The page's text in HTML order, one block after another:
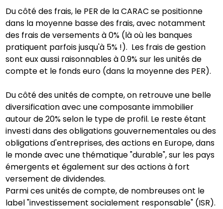
Du côté des frais, le PER de la CARAC se positionne
dans la moyenne basse des frais, avec notamment
des frais de versements à 0% (là où les banques
pratiquent parfois jusqu'à 5% !). Les frais de gestion
sont eux aussi raisonnables à 0.9% sur les unités de
compte et le fonds euro (dans la moyenne des PER).
Du côté des unités de compte, on retrouve une belle
diversification avec une composante immobilier
autour de 20% selon le type de profil. Le reste étant
investi dans des obligations gouvernementales ou des
obligations d'entreprises, des actions en Europe, dans
le monde avec une thématique "durable", sur les pays
émergents et également sur des actions à fort
versement de dividendes.
Parmi ces unités de compte, de nombreuses ont le
label "investissement socialement responsable" (ISR).